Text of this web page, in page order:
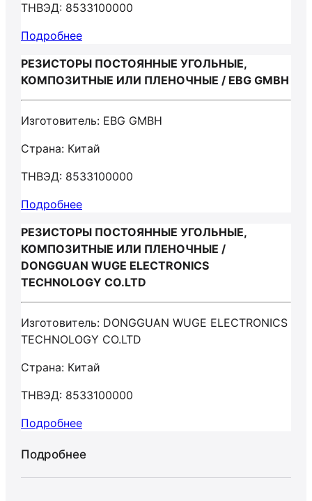
ТНВЭД: 8533100000
Подробнее
РЕЗИСТОРЫ ПОСТОЯННЫЕ УГОЛЬНЫЕ,
КОМПОЗИТНЫЕ ИЛИ ПЛЕНОЧНЫЕ / EBG GMBH
Изготовитель: EBG GMBH
Страна: Китай
ТНВЭД: 8533100000
Подробнее
РЕЗИСТОРЫ ПОСТОЯННЫЕ УГОЛЬНЫЕ,
КОМПОЗИТНЫЕ ИЛИ ПЛЕНОЧНЫЕ /
DONGGUAN WUGE ELECTRONICS
TECHNOLOGY CO.LTD
Изготовитель: DONGGUAN WUGE ELECTRONICS
TECHNOLOGY CO.LTD
Страна: Китай
ТНВЭД: 8533100000
Подробнее
Подробнее